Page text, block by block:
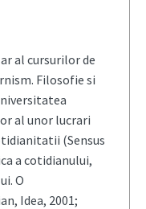
al cursurilor de
Filosofie si
al unor lucrari
(Sensus
a cotidianului,
O
Idea, 2001;